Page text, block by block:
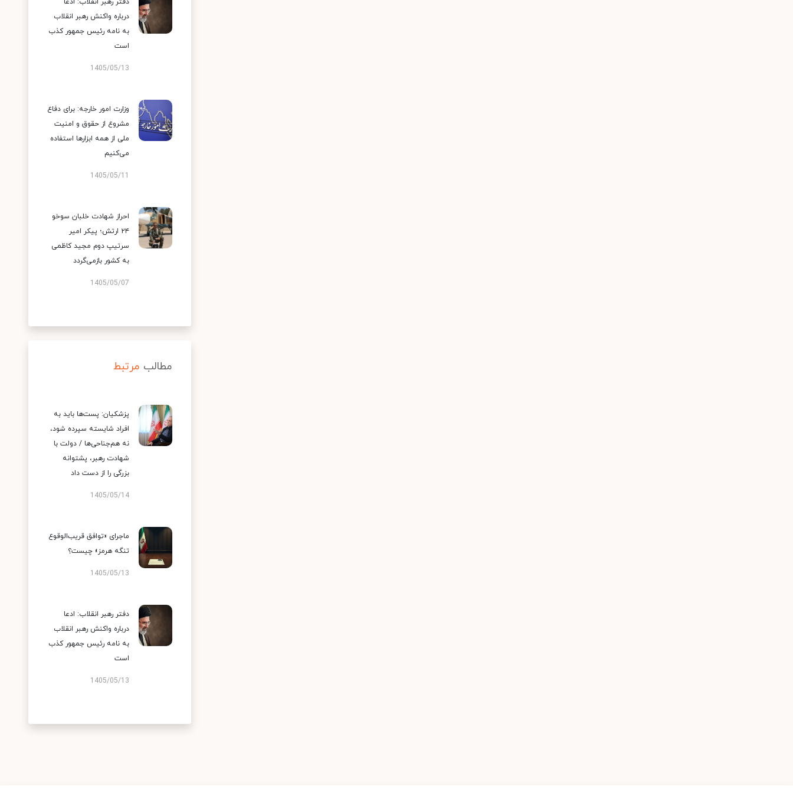
درباره واکنش رهبر انقلاب
به نامه رئیس جمهور کذب
است
1405/05/13
وزارت امور خارجه: برای دفاع
مشروع از حقوق و امنیت
ملی از همه ابزارها استفاده
می‌کنیم
1405/05/11
احراز شهادت خلبان سوخو
۲۴ ارتش؛ پیکر امیر
سرتیپ دوم مجید کاظمی
به کشور بازمی‌گردد
1405/05/07
مطالب مرتبط
پزشکیان: پست‌ها باید به
افراد شایسته سپرده شود،
نه هم‌جناحی‌ها / دولت با
شهادت رهبر، پشتوانه
بزرگی را از دست داد
1405/05/14
ماجرای «توافق قریب‌الوقوع
تنگه هرمز» چیست؟
1405/05/13
دفتر رهبر انقلاب: ادعا
درباره واکنش رهبر انقلاب
به نامه رئیس جمهور کذب
است
1405/05/13